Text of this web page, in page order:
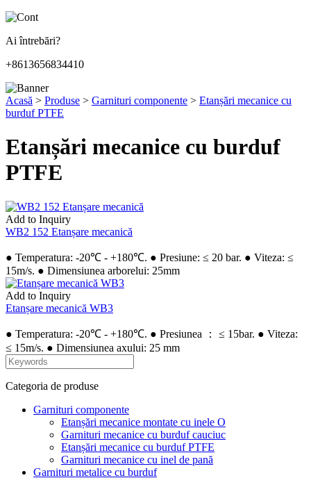
Ai întrebări?
+8613656834410
Acasă > Produse > Garnituri componente > Etanșări mecanice cu
burduf PTFE
Etanșări mecanice cu burduf
PTFE
Add to Inquiry
WB2 152 Etanșare mecanică
● Temperatura: -20℃ - +180℃. ● Presiune: ≤ 20 bar. ● Viteza: ≤
15m/s. ● Dimensiunea arborelui: 25mm
Add to Inquiry
Etanșare mecanică WB3
● Temperatura: -20℃ - +180℃. ● Presiunea ： ≤ 15bar. ● Viteza:
≤ 15m/s. ● Dimensiunea axului: 25 mm
Categoria de produse
Garnituri componente
Etanșări mecanice montate cu inele O
Garnituri mecanice cu burduf cauciuc
Etanșări mecanice cu burduf PTFE
Garnituri mecanice cu inel de pană
Garnituri metalice cu burduf